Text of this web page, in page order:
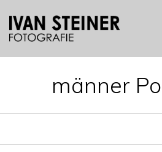
männer
Beitragsnavigation